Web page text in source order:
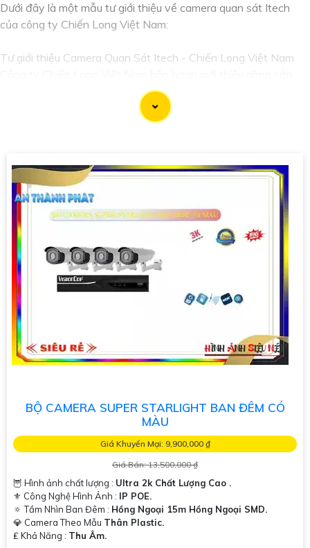
Dưới đây là một mẫu tư giới thiệu về camera quan sát Itech
của công ty Chiến Long Việt Nam:
Tư giới thiệu Camera Quan Sát Itech - Chiến Long Việt Nam
phẩm camera quan sát Itech, với hình ảnh chất lượng, sắc nét.
Với các tính năng và công nghệ hiện đại, camera quan sát
Itech là sự lựa chọn hoàn hảo để giữ an ninh cho gia đình và
Itech cho phép bạn theo dõi mọi hoạt động một cách rõ ràng
và sắc nét.- Hệ thống cảm biến chuyển động: Tính năng này
giúp bạn nhận biết và ghi lại mọi sự kiện quan trọng xảy ra
trong phạm vi quan sát.- Kết nối mạng: Với khả năng kết nối
internet, bạn có thể xem camera từ xa thông qua điện thoại di
động, máy tính bảng, laptop mọi lúc mọi nơi.- Đèn hồng ngoại
thông minh: Cho phép quan sát ban đêm mà không cần ánh
sáng môi trường.
Hãy liên hệ với chúng tôi để biết thêm thông tin chi tiết về sản
phẩm và giải pháp lắp đặt camera quan sát Itech cho ngôi nhà
hoặc doanh nghiệp của bạn.
Thông tin liên hệ:Công ty TNHH Chiến Long Việt NamĐịa chỉ:
Hy vọng bạn sẽ hài lòng với thông tin trên. Nếu bạn cần hỗ trợ
hoặc có thắc mắc gì khác, đừng ngần ngại để lại tin nhắn.
Chúng tôi luôn sẵn lòng hỗ trợ bạn.
BỘ CAMERA SUPER STARLIGHT BAN ĐÊM CÓ
MÀU
Giá Khuyến Mại: 9,900,000 ₫
Giá Bán: 13,500,000 ₫
🦉 Hình ảnh chất lượng : Ultra 2k Chất Lượng Cao .
⚜️ Công Nghệ Hình Ảnh : IP POE.
🔅 Tầm Nhìn Ban Đêm : Hồng Ngoại 15m Hồng Ngoại SMD.
💎 Camera Theo Mẫu Thân Plastic.
️₤ Khả Năng : Thu Âm.